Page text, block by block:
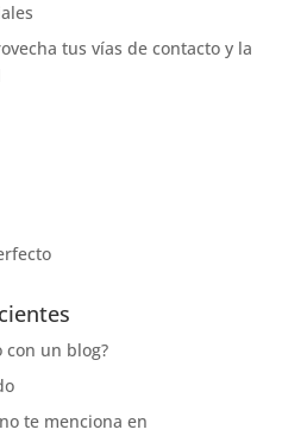
tus vías de contacto y la
con un blog?
te menciona en